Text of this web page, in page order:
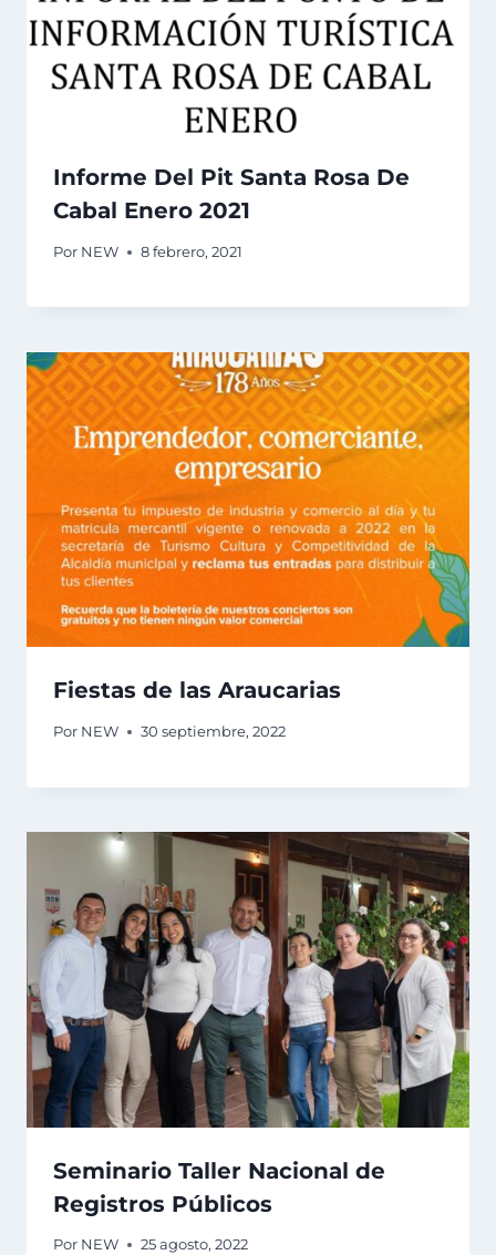
Informe Del Pit Santa Rosa De
Cabal Enero 2021
Por NEW 8 febrero, 2021
Fiestas de las Araucarias
Por NEW 30 septiembre, 2022
Seminario Taller Nacional de
Registros Públicos
Por NEW 25 agosto, 2022